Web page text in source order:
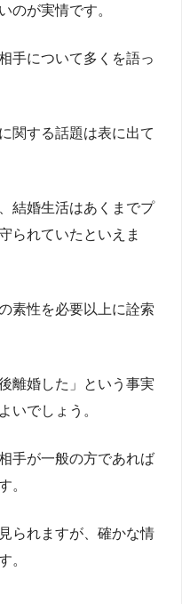
のが実情です。
手について多くを語っ
関する話題は表に出て
結婚生活はあくまでプ
られていたといえま
素性を必要以上に詮索
離婚した」という事実
いでしょう。
手が一般の方であれば
。
られますが、確かな情
。